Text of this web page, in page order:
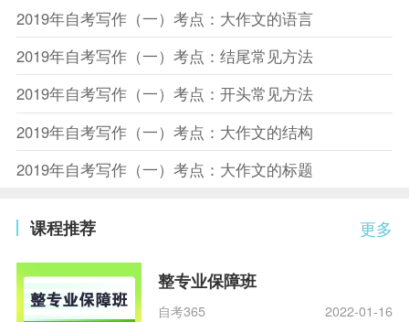
2019年自考写作（一）考点：大作文的语言
2019年自考写作（一）考点：结尾常见方法
2019年自考写作（一）考点：开头常见方法
2019年自考写作（一）考点：大作文的结构
2019年自考写作（一）考点：大作文的标题
更多
课程推荐
整专业保障班
自考365 2022-01-16